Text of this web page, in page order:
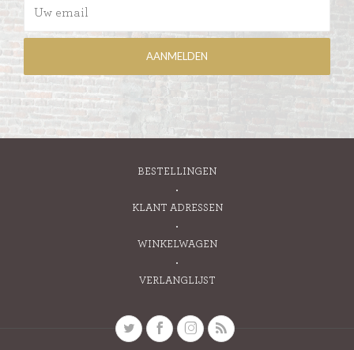
BESTELLINGEN
KLANT ADRESSEN
WINKELWAGEN
VERLANGLIJST